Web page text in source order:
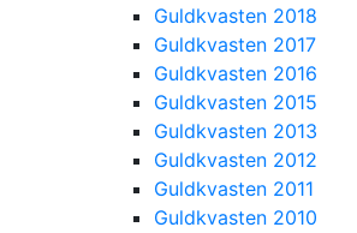
Guldkvasten 2018
Guldkvasten 2017
Guldkvasten 2016
Guldkvasten 2015
Guldkvasten 2013
Guldkvasten 2012
Guldkvasten 2011
Guldkvasten 2010